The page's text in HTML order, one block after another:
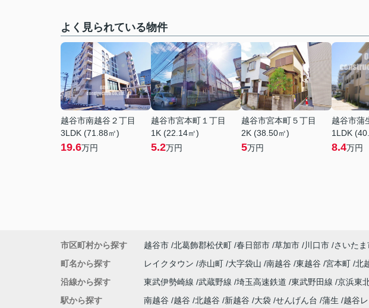
よく見られている物件
越谷市南越谷２丁目
3LDK (71.88㎡)
19.6万円
越谷市宮本町１丁目
1K (22.14㎡)
5.2万円
越谷市宮本町５丁目
2K (38.50㎡)
5万円
越谷市蒲
1LDK
8.4万円
市区町村から探す 越谷市 北葛飾郡松伏町 春日部市 草加市 川口市 さいた
町名から探す
レイクタウン 赤山町 大字袋山 南越谷 東越谷 宮本町 北
沿線から探す
東武伊勢崎線 武蔵野線 埼玉高速鉄道 東武野田線 京浜東
駅から探す
南越谷 越谷 北越谷 新越谷 大袋 せんげん台 蒲生 越谷